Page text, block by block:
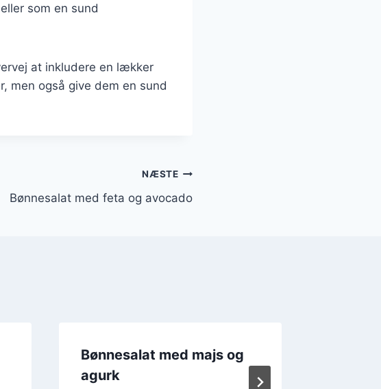
som en sund
at inkludere en lækker
men også give dem en sund
NÆSTE
Bønnesalat med feta og avocado
Bønnesalat med majs og
agurk